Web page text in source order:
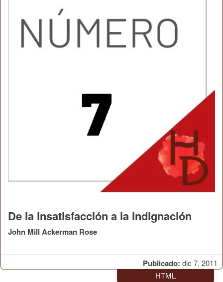
Publicado: dic 7, 2011
De la insatisfacción a la indignación
John Mill Ackerman Rose
HTML